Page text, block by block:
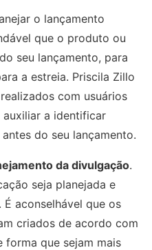
o lançamento
que o produto ou
seu lançamento, para
a estreia. Priscila Zillo
com usuários
auxiliar a identificar
do seu lançamento.
da divulgação.
seja planejada e
aconselhável que os
criados de acordo com
forma que sejam mais